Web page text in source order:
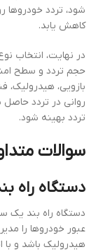
شود، تردد خودروها
کاهش یابد.
در نهایت، انتخاب
حجم تردد و سطح
بازویی، هیدرولیک،
روانی در تردد
تردد بهینه شود.
سوالات
دستگاه راه
دستگاه راه بند یک
عبور خودروها را
هیدرولیک باشد و با